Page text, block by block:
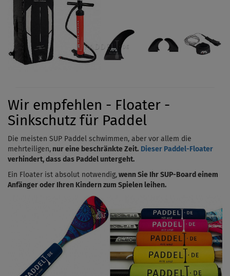
Wir empfehlen - Floater -
Sinkschutz für Paddel
Die meisten SUP Paddel schwimmen, aber vor allem die
mehrteiligen, nur eine beschränkte Zeit. Dieser Paddel-Floater
verhindert, dass das Paddel untergeht.
Ein Floater ist absolut notwendig, wenn Sie Ihr SUP-Board einem
Anfänger oder Ihren Kindern zum Spielen leihen.